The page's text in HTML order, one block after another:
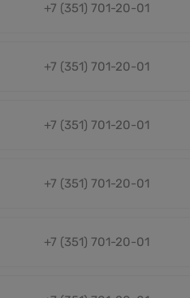
+7 (351) 701-20-01
+7 (351) 701-20-01
+7 (351) 701-20-01
+7 (351) 701-20-01
+7 (351) 701-20-01